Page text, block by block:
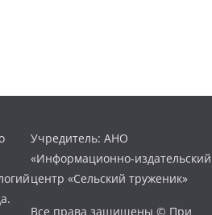
Учредитель: АНО
«Информационно-издательский
центр «Сельский труженик»
Все права защищены © При